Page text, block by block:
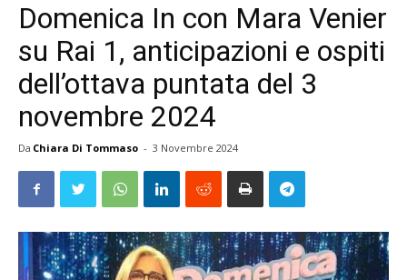
Domenica In con Mara Venier
su Rai 1, anticipazioni e ospiti
dell’ottava puntata del 3
novembre 2024
Da Chiara Di Tommaso - 3 Novembre 2024